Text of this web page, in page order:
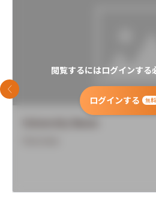
閲覧するにはログインする
ログインする 無料
前のスライド